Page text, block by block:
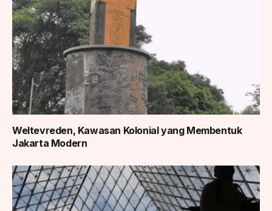
Weltevreden, Kawasan Kolonial yang Membentuk
Jakarta Modern